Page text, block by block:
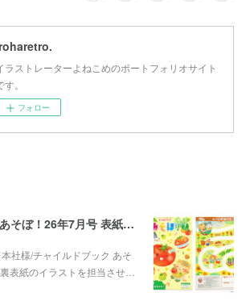
ラストレーターよねこめのポートフォリオサイト
す。
フォロー
チャイルドブック あそぼ！26年7月号 表紙・裏表紙
社様/チャイルドブック あそ
表紙のイラストを担当させ…